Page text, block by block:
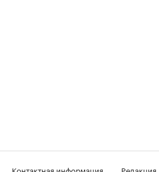
Контактная информация Редакция